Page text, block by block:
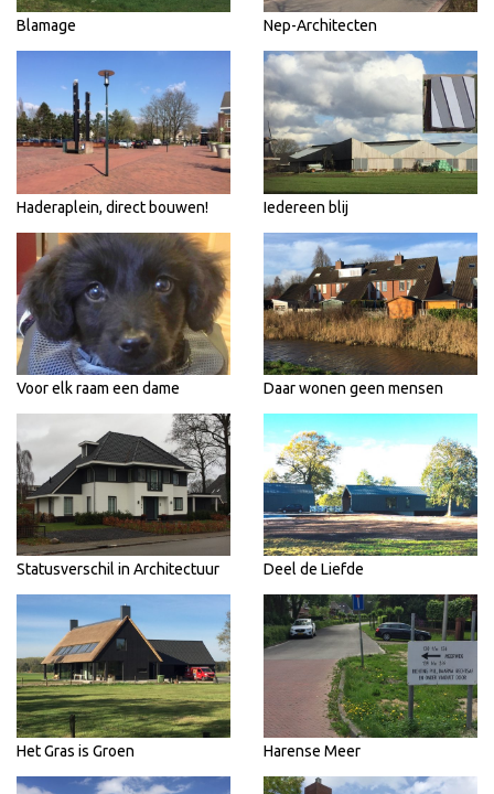
Blamage Nep-Architecten
Haderaplein, direct bouwen! Iedereen blij
Voor elk raam een dame Daar wonen geen mensen
Statusverschil in Architectuur Deel de Liefde
Het Gras is Groen Harense Meer